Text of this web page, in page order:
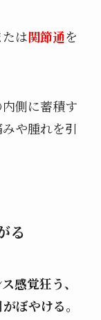
は関節通を
側に蓄積す
や腫れを引
る
感覚狂う、
ぼやける。